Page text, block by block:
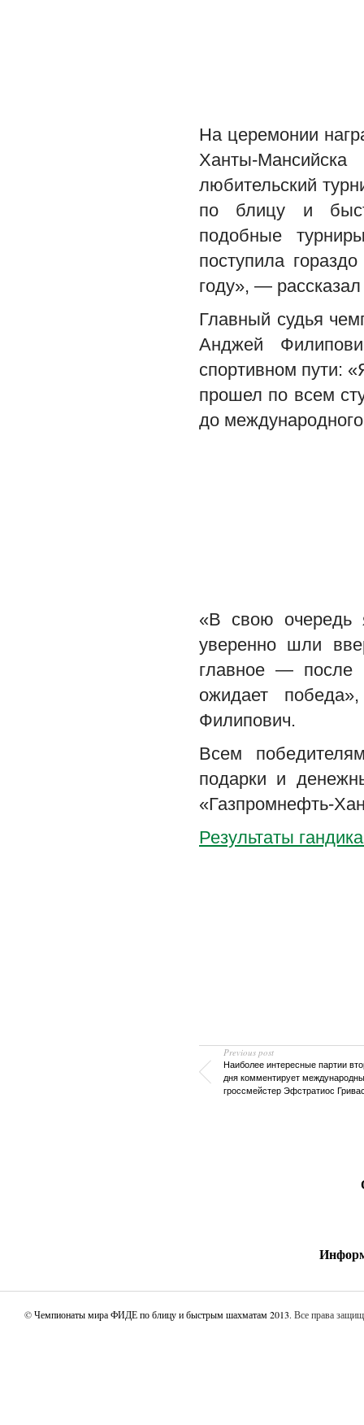
На церемонии
Ханты-
любительский
по блицу и
подобные
поступила
году», —
Главный судья
Анджей
спортивном пути:
прошел по всем
до
«В свою
уверенно шли
главное — после
ожидает
Филипович.
Всем
подарки и
«Газпромнефть-
Результаты
Previous post
Наиболее интересные партии
дня комментирует
гроссмейстер Эфстратиос
©Чемпионаты мира ФИДЕ по блицу и быстрым шахматам 2013. Все права